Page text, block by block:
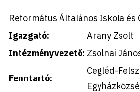
Református Általános Iskola és
Igazgató:
Arany Zsolt
Intézményvezető: Zsolnai
Fenntartó:
Cegléd-